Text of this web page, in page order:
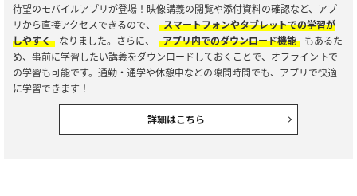
待望のモバイルアプリが登場！映像講義の閲覧や添付資料の確認など、アプ
リから直接アクセスできるので、
スマートフォンやタブレットでの学習が
しやすく
なりました。さらに、 アプリ内でのダウンロード機能
もあるた
め、事前に学習したい講義をダウンロードしておくことで、オフライン下で
の学習も可能です。通勤・通学や休憩中などの隙間時間でも、アプリで快適
に学習できます！
詳細はこちら